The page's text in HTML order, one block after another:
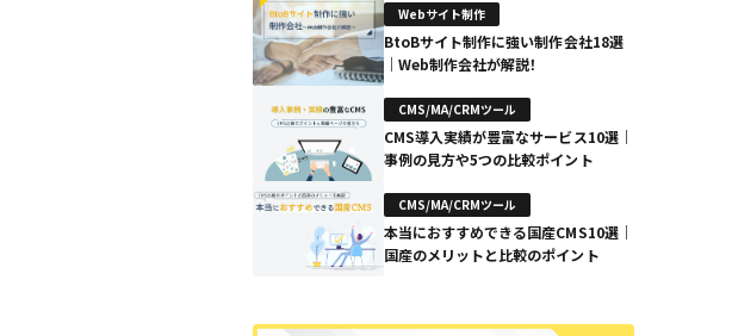
Webサイト制作
BtoBサイト制作に強い制作会社18選
｜Web制作会社が解説！
CMS/MA/CRMツール
CMS導入実績が豊富なサービス10選｜
事例の見方や5つの比較ポイント
CMS/MA/CRMツール
本当におすすめできる国産CMS10選｜
国産のメリットと比較のポイント